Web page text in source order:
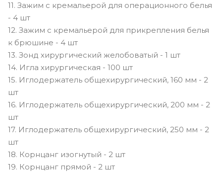
11. Зажим с кремальерой для операционного белья
- 4 шт
12. Зажим с кремальерой для прикрепления белья
к брюшине - 4 шт
13. Зонд хирургический желобоватый - 1 шт
14. Игла хирургическая - 100 шт
15. Иглодержатель общехирургический, 160 мм - 2
шт
16. Иглодержатель общехирургический, 200 мм - 2
шт
17. Иглодержатель общехирургический, 250 мм - 2
шт
18. Корнцанг изогнутый - 2 шт
19. Корнцанг прямой - 2 шт